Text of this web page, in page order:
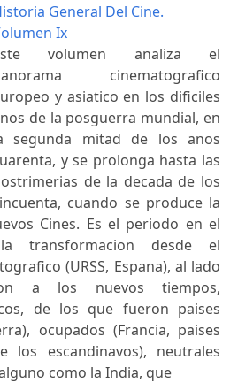
General Del Cine.
Ix
volumen analiza el
cinematografico
y asiatico en los dificiles
de la posguerra mundial, en
segunda mitad de los anos
y se prolonga hasta las
de la decada de los
cuando se produce la
Cines. Es el periodo en el
transformacion desde el
(URSS, Espana), al lado
a los nuevos tiempos,
de los que fueron paises
ocupados (Francia, paises
escandinavos), neutrales
como la India, que